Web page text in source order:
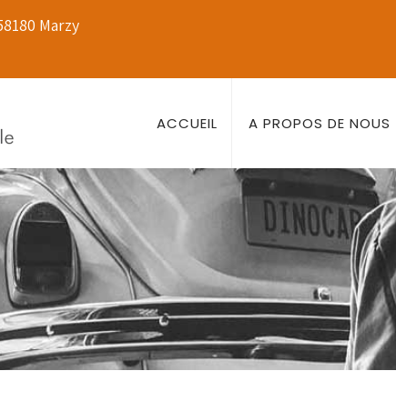
Marzy
ACCUEIL A PROPOS DE NOUS